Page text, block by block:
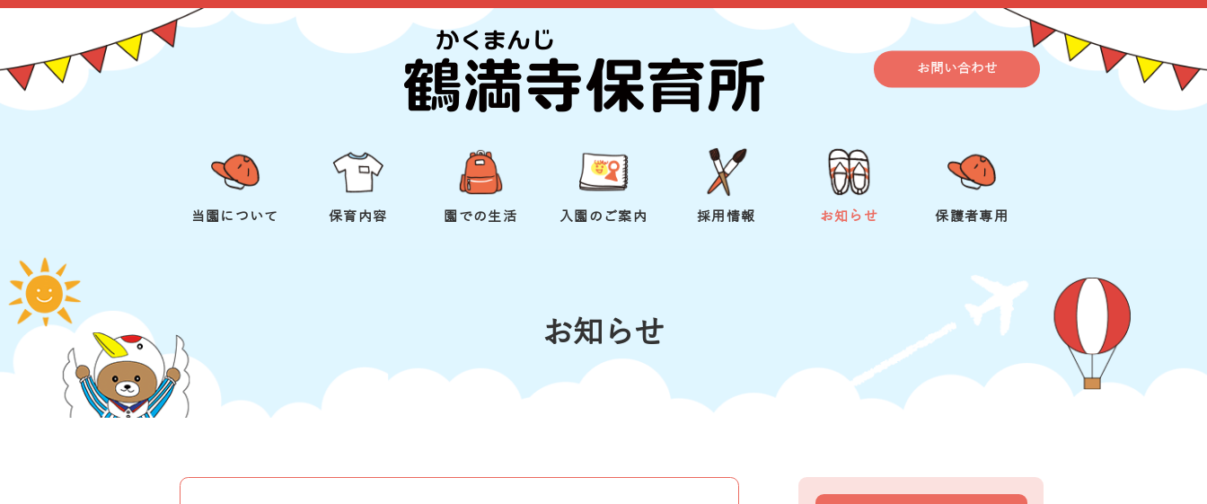
お問い合わせ
当園について 保育内容 園での生活 入園のご案内 採用情報 お知らせ 保護者専用
お知らせ